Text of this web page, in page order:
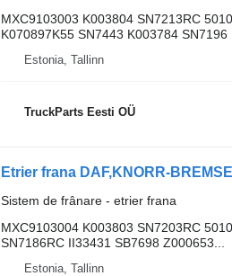
MXC9103003 K003804 SN7213RC
K070897K55 SN7443 K003784 SN7196
Estonia, Tallinn
TruckParts Eesti OÜ
Sistem de frânare - etrier frana
MXC9103004 K003803 SN7203RC
SN7186RC II33431 SB7698 Z000653...
Estonia, Tallinn